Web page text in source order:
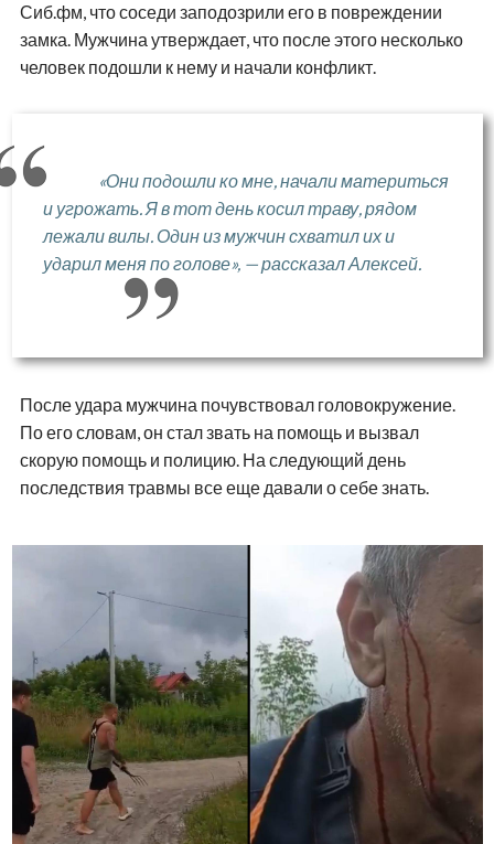
Сиб.фм, что соседи заподозрили его в повреждении
замка. Мужчина утверждает, что после этого несколько
человек подошли к нему и начали конфликт.
«Они подошли ко мне, начали материться
и угрожать. Я в тот день косил траву, рядом
лежали вилы. Один из мужчин схватил их и
ударил меня по голове», — рассказал Алексей.
После удара мужчина почувствовал головокружение.
По его словам, он стал звать на помощь и вызвал
скорую помощь и полицию. На следующий день
последствия травмы все еще давали о себе знать.